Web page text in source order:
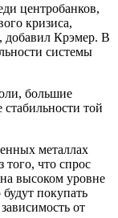
центробанков,
кризиса,
добавил Крэмер. В
системы
большие
той
металлах
того, что спрос
высоком уровне
покупать
от